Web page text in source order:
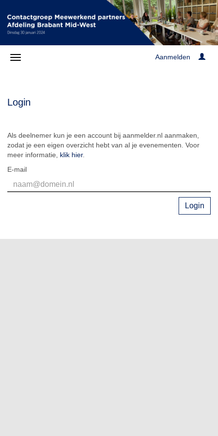
Aanmelden
Login
Als deelnemer kun je een account bij aanmelder.nl aanmaken,
zodat je een eigen overzicht hebt van al je evenementen. Voor
meer informatie, klik hier.
E-mail
Login